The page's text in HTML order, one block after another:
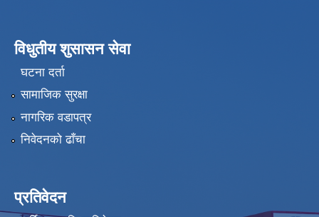
विधुतीय शुसासन सेवा
घटना दर्ता
सामाजिक सुरक्षा
नागरिक वडापत्र
निवेदनको ढाँचा
प्रतिवेदन